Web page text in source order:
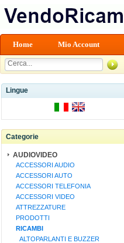
Home Mio Account
Lingue
Categorie
AUDIOVIDEO
ACCESSORI AUDIO
ACCESSORI AUTO
ACCESSORI TELEFONIA
ACCESSORI VIDEO
ATTREZZATURE
PRODOTTI
RICAMBI
ALTOPARLANTI E BUZZER